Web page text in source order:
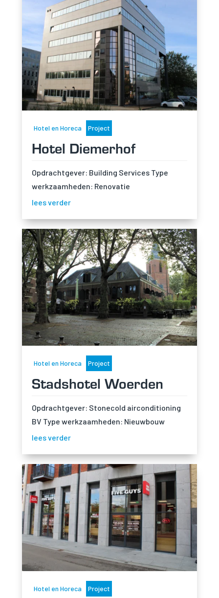
Hotel en Horeca Project
Hotel Diemerhof
Opdrachtgever: Building Services Type
werkzaamheden: Renovatie
lees verder
Hotel en Horeca Project
Stadshotel Woerden
Opdrachtgever: Stonecold airconditioning
BV Type werkzaamheden: Nieuwbouw
lees verder
Hotel en Horeca Project